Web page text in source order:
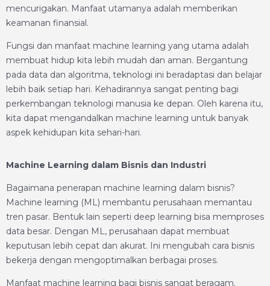
mencurigakan. Manfaat utamanya adalah memberikan
keamanan finansial.
Fungsi dan manfaat machine learning yang utama adalah
membuat hidup kita lebih mudah dan aman. Bergantung
pada data dan algoritma, teknologi ini beradaptasi dan belajar
lebih baik setiap hari. Kehadirannya sangat penting bagi
perkembangan teknologi manusia ke depan. Oleh karena itu,
kita dapat mengandalkan machine learning untuk banyak
aspek kehidupan kita sehari-hari.
Machine Learning dalam Bisnis dan Industri
Bagaimana penerapan machine learning dalam bisnis?
Machine learning (ML) membantu perusahaan memantau
tren pasar. Bentuk lain seperti deep learning bisa memproses
data besar. Dengan ML, perusahaan dapat membuat
keputusan lebih cepat dan akurat. Ini mengubah cara bisnis
bekerja dengan mengoptimalkan berbagai proses.
Manfaat machine learning bagi bisnis sangat beragam.